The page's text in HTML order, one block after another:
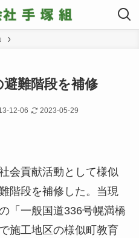
難階段を補修
12-06 2023-05-29
会貢献活動として様似
階段を補修した。当現
「一般国道336号幌満橋
施工地区の様似町教育